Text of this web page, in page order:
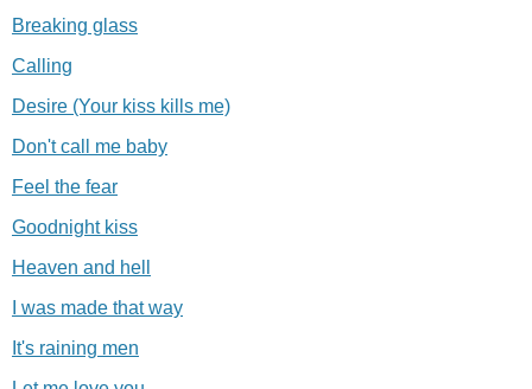
Breaking glass
Calling
Desire (Your kiss kills me)
Don't call me baby
Feel the fear
Goodnight kiss
Heaven and hell
I was made that way
It's raining men